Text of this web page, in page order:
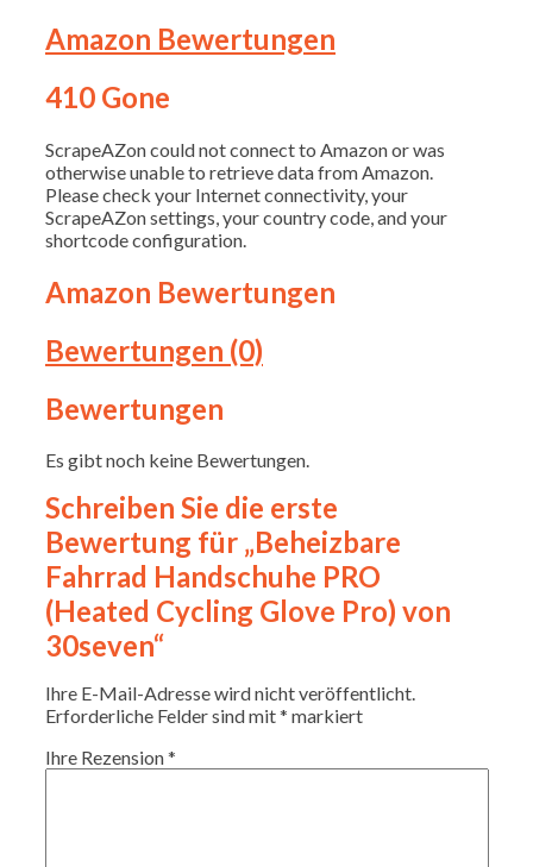
Amazon Bewertungen
410 Gone
ScrapeAZon could not connect to Amazon or was
otherwise unable to retrieve data from Amazon.
Please check your Internet connectivity, your
ScrapeAZon settings, your country code, and your
shortcode configuration.
Amazon Bewertungen
Bewertungen (0)
Bewertungen
Es gibt noch keine Bewertungen.
Schreiben Sie die erste
Bewertung für „Beheizbare
Fahrrad Handschuhe PRO
(Heated Cycling Glove Pro) von
30seven“
Ihre E-Mail-Adresse wird nicht veröffentlicht.
Erforderliche Felder sind mit* markiert
Ihre Rezension*